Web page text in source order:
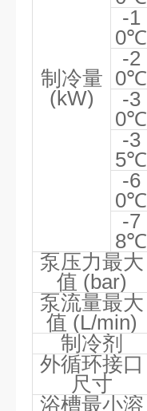
制冷量
(kW)
-1
0℃
-2
0℃
-3
0℃
-3
5℃
-6
0℃
-7
8℃
泵压力最大
值 (bar)
泵流量最大
值 (L/min)
制冷剂
外循环接口
尺寸
浴槽最小溶